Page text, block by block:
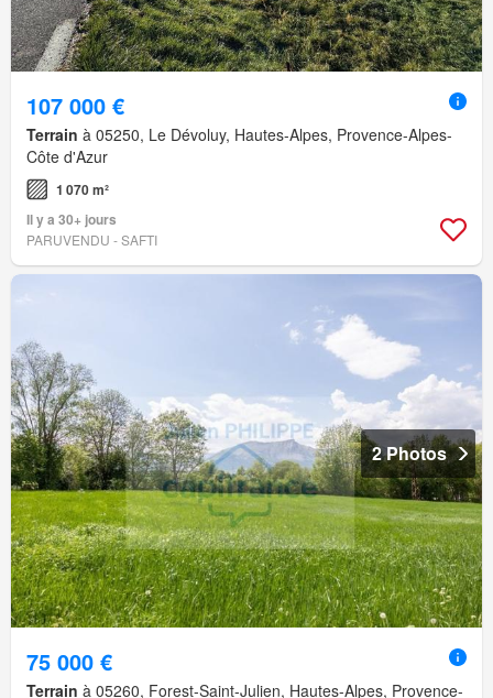
107 000 €
Terrain à 05250, Le Dévoluy, Hautes-Alpes, Provence-Alpes-
Côte d'Azur
1 070 m²
Il y a 30+ jours
PARUVENDU - SAFTI
2 Photos
75 000 €
Terrain à 05260, Forest-Saint-Julien, Hautes-Alpes, Provence-